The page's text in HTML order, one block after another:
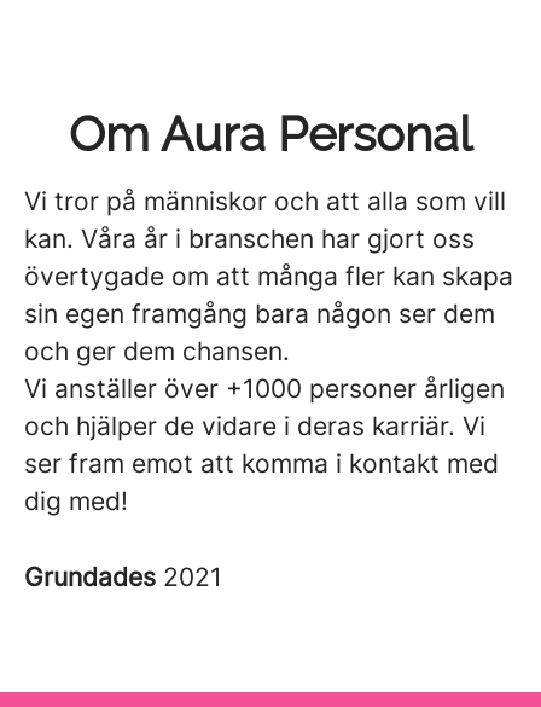
Om Aura Personal
Vi tror på människor och att alla som vill
kan. Våra år i branschen har gjort oss
övertygade om att många fler kan skapa
sin egen framgång bara någon ser dem
och ger dem chansen.
Vi anställer över +1000 personer årligen
och hjälper de vidare i deras karriär. Vi
ser fram emot att komma i kontakt med
dig med!
Grundades 2021